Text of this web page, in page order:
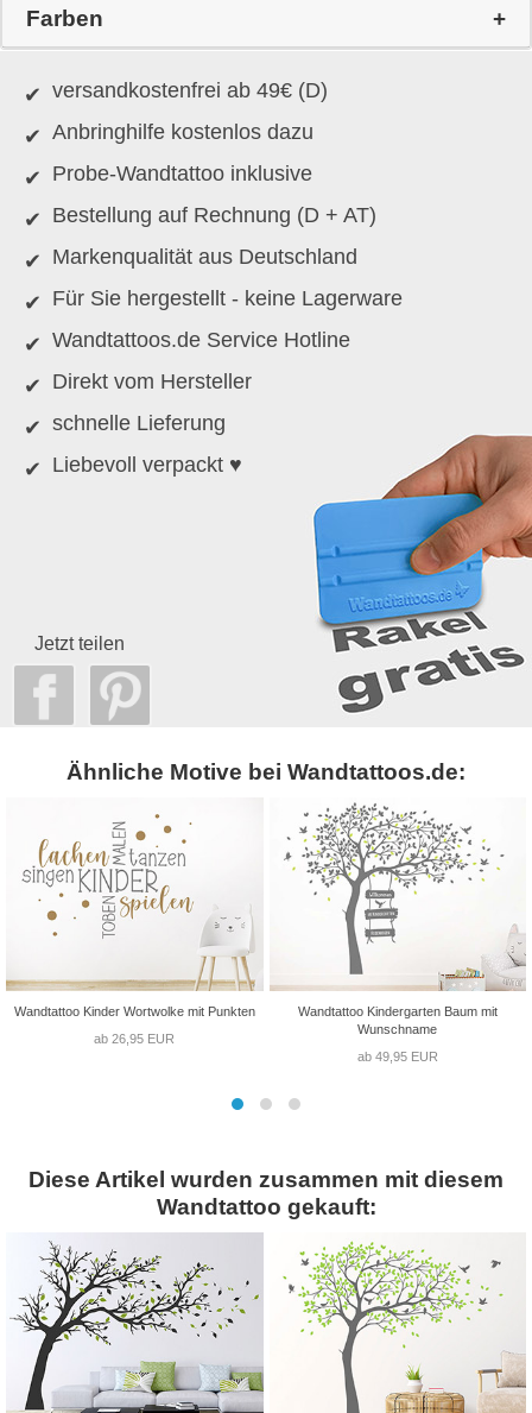
Farben
versandkostenfrei ab 49€ (D)
Anbringhilfe kostenlos dazu
Probe-Wandtattoo inklusive
Bestellung auf Rechnung (D + AT)
Markenqualität aus Deutschland
Für Sie hergestellt - keine Lagerware
Wandtattoos.de Service Hotline
Direkt vom Hersteller
schnelle Lieferung
Liebevoll verpackt ♥
Jetzt teilen
Ähnliche Motive bei Wandtattoos.de:
Wandtattoo Kinder Wortwolke mit Punkten
ab 26,95 EUR
Wandtattoo Kindergarten Baum mit
Wunschname
ab 49,95 EUR
Diese Artikel wurden zusammen mit diesem
Wandtattoo gekauft: